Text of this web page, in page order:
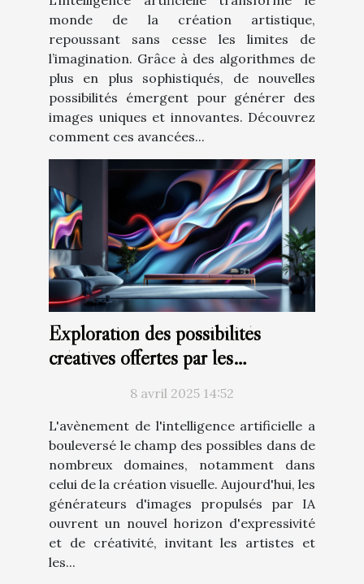
monde de la création artistique,
repoussant sans cesse les limites de
l’imagination. Grâce à des algorithmes de
plus en plus sophistiqués, de nouvelles
possibilités émergent pour générer des
images uniques et innovantes. Découvrez
comment ces avancées...
Exploration des possibilités
créatives offertes par les
générateurs d'images à base d'IA
8 avril 2025 14:52
L'avènement de l'intelligence artificielle a
bouleversé le champ des possibles dans de
nombreux domaines, notamment dans
celui de la création visuelle. Aujourd'hui, les
générateurs d'images propulsés par IA
ouvrent un nouvel horizon d'expressivité
et de créativité, invitant les artistes et
les...